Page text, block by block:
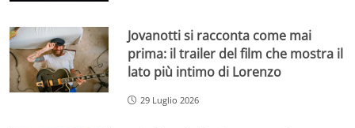
Jovanotti si racconta come mai
prima: il trailer del film che mostra il
lato più intimo di Lorenzo
29 Luglio 2026